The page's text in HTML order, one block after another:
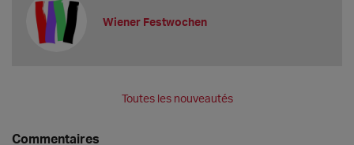
Wiener Festwochen
Toutes les nouveautés
Commentaires